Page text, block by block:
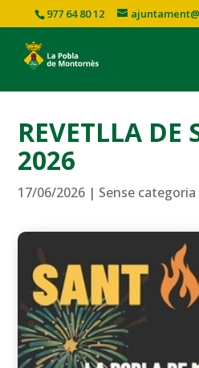
977 64 80 12
REVETLLA DE
2026
17/06/2026 | Sense categoria